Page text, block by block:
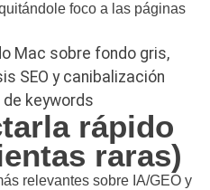
foco a las páginas
rápido
raras)
relevantes sobre IA/GEO y